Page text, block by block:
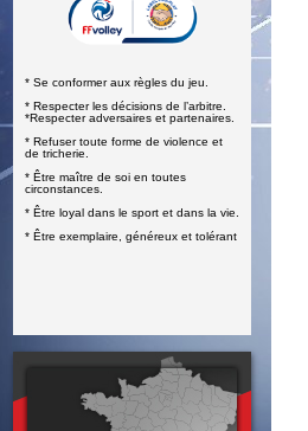
* Se conformer aux règles du jeu.
* Respecter les décisions de l’arbitre.
*Respecter adversaires et partenaires.
* Refuser toute forme de violence et
de tricherie.
* Être maître de soi en toutes
circonstances.
* Être loyal dans le sport et dans la vie.
* Être exemplaire, généreux et tolérant